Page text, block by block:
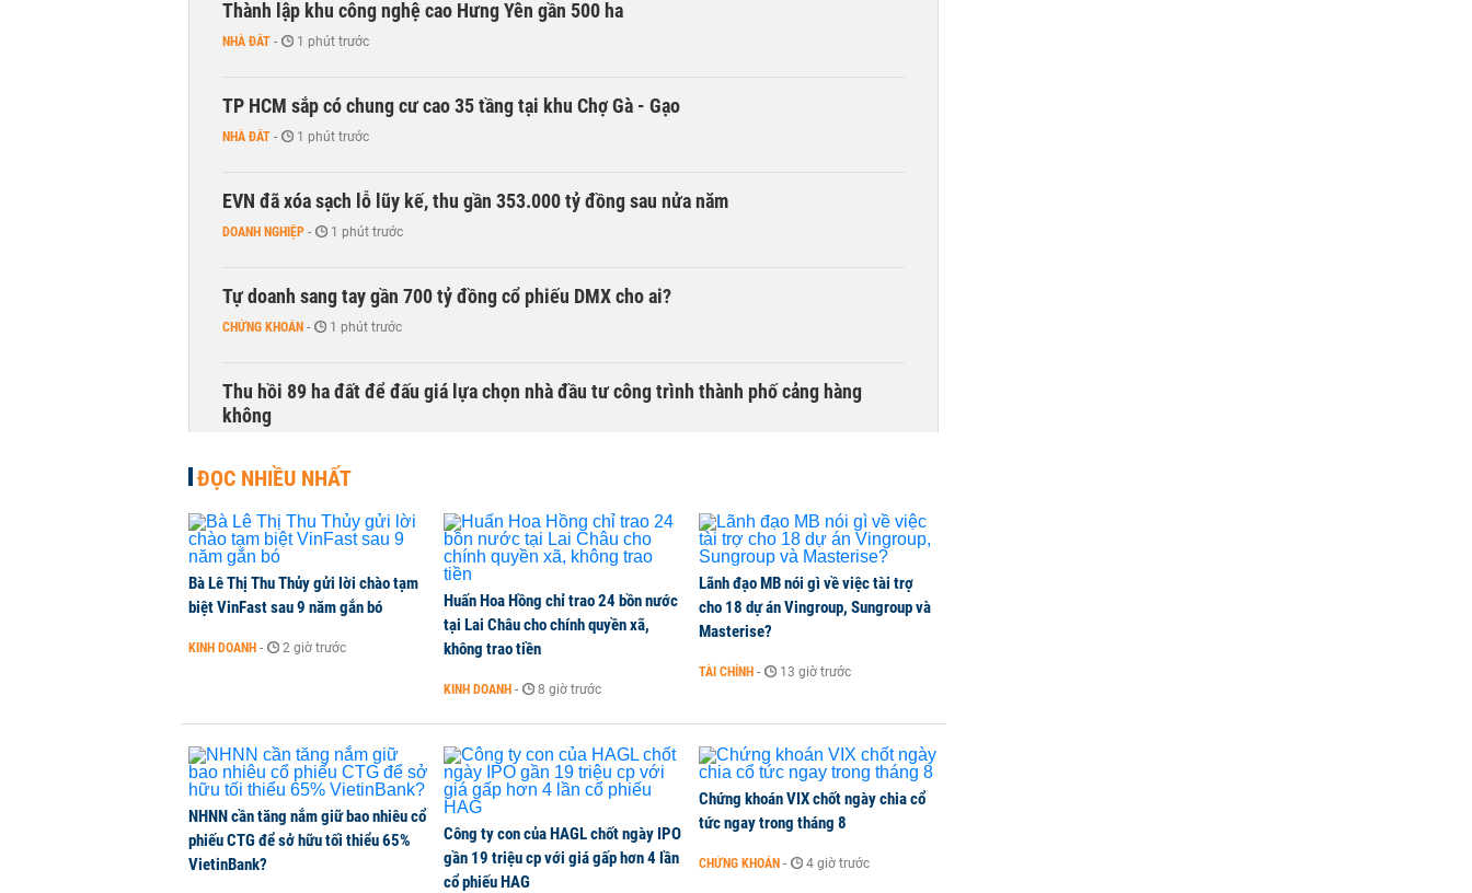
Thành lập khu công nghệ cao Hưng Yên gần 500 ha
NHÀ ĐẤT - 1 phút trước
TP HCM sắp có chung cư cao 35 tầng tại khu Chợ Gà - Gạo
NHÀ ĐẤT - 1 phút trước
EVN đã xóa sạch lỗ lũy kế, thu gần 353.000 tỷ đồng sau nửa năm
DOANH NGHIỆP - 1 phút trước
Tự doanh sang tay gần 700 tỷ đồng cổ phiếu DMX cho ai?
CHỨNG KHOÁN - 1 phút trước
Thu hồi 89 ha đất để đấu giá lựa chọn nhà đầu tư công trình thành phố cảng hàng
không
Dòng tiền ngoại bất ngờ trở lại TTCK, ai đã mua vào?
CHỨNG KHOÁN 1 phút trước
Kiến nghị đưa người bán hàng online, lao động công trình đóng BHXH bắt buộc
TikToker Khánh Sky, Vua Quạt, Hồ Văn Khoa bị khởi tố
ĐỌC NHIỀU NHẤT
Bà Lê Thị Thu Thủy gửi lời chào tạm
biệt VinFast sau 9 năm gắn bó
KINH DOANH - 2 giờ trước
Huấn Hoa Hồng chỉ trao 24 bồn nước
tại Lai Châu cho chính quyền xã,
không trao tiền
KINH DOANH - 8 giờ trước
Lãnh đạo MB nói gì về việc tài trợ
cho 18 dự án Vingroup, Sungroup và
Masterise?
TÀI CHÍNH - 13 giờ trước
NHNN cần tăng nắm giữ bao nhiêu cổ
phiếu CTG để sở hữu tối thiểu 65%
VietinBank?
Công ty con của HAGL chốt ngày IPO
gần 19 triệu cp với giá gấp hơn 4 lần
cổ phiếu HAG
Chứng khoán VIX chốt ngày chia cổ
tức ngay trong tháng 8
CHỨNG KHOÁN - 4 giờ trước